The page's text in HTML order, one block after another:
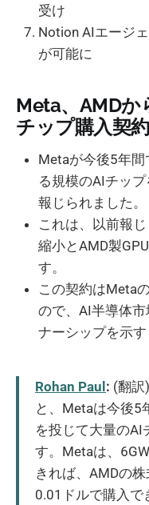
受け
Notion AIエージ
が可能に
Meta、AMD
チップ購入契
Metaが今後5年間
る規模のAIチッ
報じられました。
これは、以前報
縮小とAMD製
す。
この契約はMeta
ので、AI半導体
ナーシップを示す
Rohan Paul : (翻訳
と、Metaは今後5
を投じて大量のAI
す。Metaは、
きれば、AMDの
0.01ドルで購入で